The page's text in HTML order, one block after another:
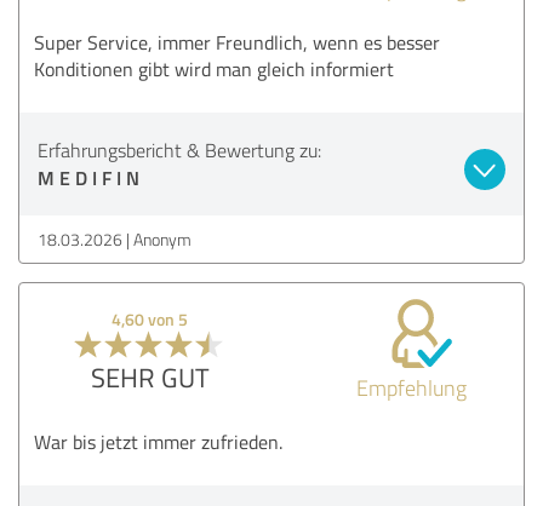
Super Service, immer Freundlich, wenn es besser
Konditionen gibt wird man gleich informiert
Erfahrungsbericht & Bewertung zu:
M E D I F I N
18.03.2026 Anonym
4,60 von 5
SEHR GUT Empfehlung
War bis jetzt immer zufrieden.